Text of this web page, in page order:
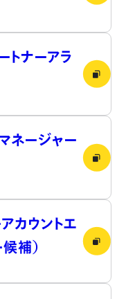
トナーアラ
ネージャー
カウントエ
補）